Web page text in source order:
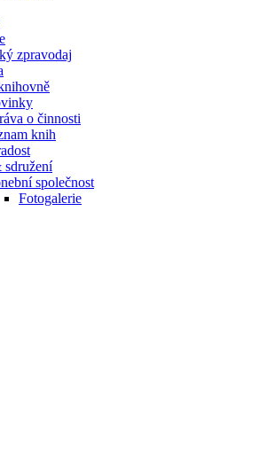
zpravodaj
o činnosti
knih
společnost
Fotogalerie